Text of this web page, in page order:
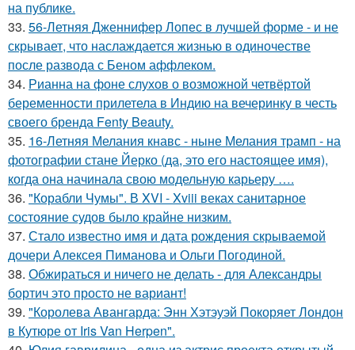
на публике.
33. 56-Летняя Дженнифер Лопес в лучшей форме - и не
скрывает, что наслаждается жизнью в одиночестве
после развода с Беном аффлеком.
34. Рианна на фоне слухов о возможной четвёртой
беременности прилетела в Индию на вечеринку в честь
своего бренда Fenty Beauty.
35. 16-Летняя Мелания кнавс - ныне Мелания трамп - на
фотографии стане Йерко (да, это его настоящее имя),
когда она начинала свою модельную карьеру ….
36. "Корабли Чумы". В XVI - Xviii веках санитарное
состояние судов было крайне низким.
37. Стало известно имя и дата рождения скрываемой
дочери Алексея Пиманова и Ольги Погодиной.
38. Обжираться и ничего не делать - для Александры
бортич это просто не вариант!
39. "Королева Авангарда: Энн Хэтэуэй Покоряет Лондон
в Кутюре от Iris Van Herpen".